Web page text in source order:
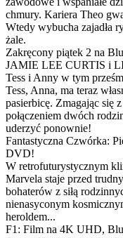
chmury. Kariera Theo
Wtedy wybucha zajadła
żale.
Zakręcony piątek 2 na
JAMIE LEE CURTIS i
Tess i Anny w tym
Tess, Anna, ma teraz
pasierbicę. Zmagając się
połączeniem dwóch
uderzyć ponownie!
Fantastyczna Czwórka:
DVD!
W retrofuturystycznym
Marvela staje przed
bohaterów z siłą
nienasyconym
heroldem...
F1: Film na 4K UHD,